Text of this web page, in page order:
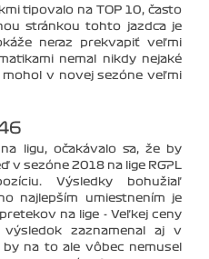
tipovalo na TOP 10, často
stránkou tohto jazdca je
neraz prekvapiť veľmi
nemal nikdy nejaké
v novej sezóne veľmi
ligu, očakávalo sa, že by
v sezóne 2018 na lige RGPL
Výsledky bohužiaľ
najlepším umiestnením je
na lige - Veľkej ceny
výsledok zaznamenal aj v
na to ale vôbec nemusel